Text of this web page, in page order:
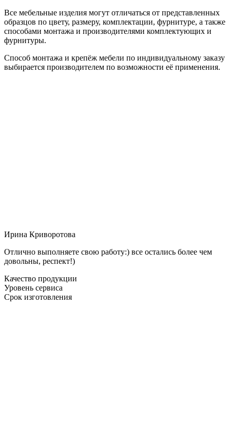
Все мебельные изделия могут отличаться от представленных
образцов по цвету, размеру, комплектации, фурнитуре, а также
способами монтажа и производителями комплектующих и
фурнитуры.
Способ монтажа и крепёж мебели по индивидуальному заказу
выбирается производителем по возможности её применения.
Ирина Криворотова
Отлично выполняете свою работу:) все остались более чем
довольны, респект!)
Качество продукции
Уровень сервиса
Срок изготовления